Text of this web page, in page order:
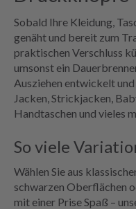
Sobald Ihre Kleidung,
genäht und bereit zum
praktischen Verschluss
umsonst ein
Ausziehen entwickelt
Jacken, Strickjacken,
Handtaschen und vieles
So viele
Wählen Sie aus
schwarzen Oberflächen
mit einer Prise Spaß –